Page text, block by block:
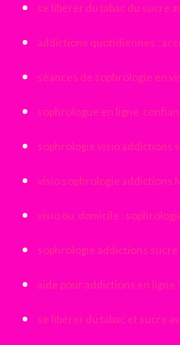
se libérer du tabac du sucre
addictions quotidiennes :
séances de sophrologie en
sophrologue en ligne
sophrologie visio addictions
visio sophrologie addictions
visio ou domicile :
sophrologie addictions sucre
aide pour addictions en ligne
se libérer du tabac et sucre